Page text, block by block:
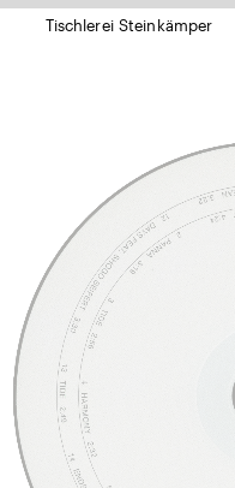
Tischlerei Steinkämper